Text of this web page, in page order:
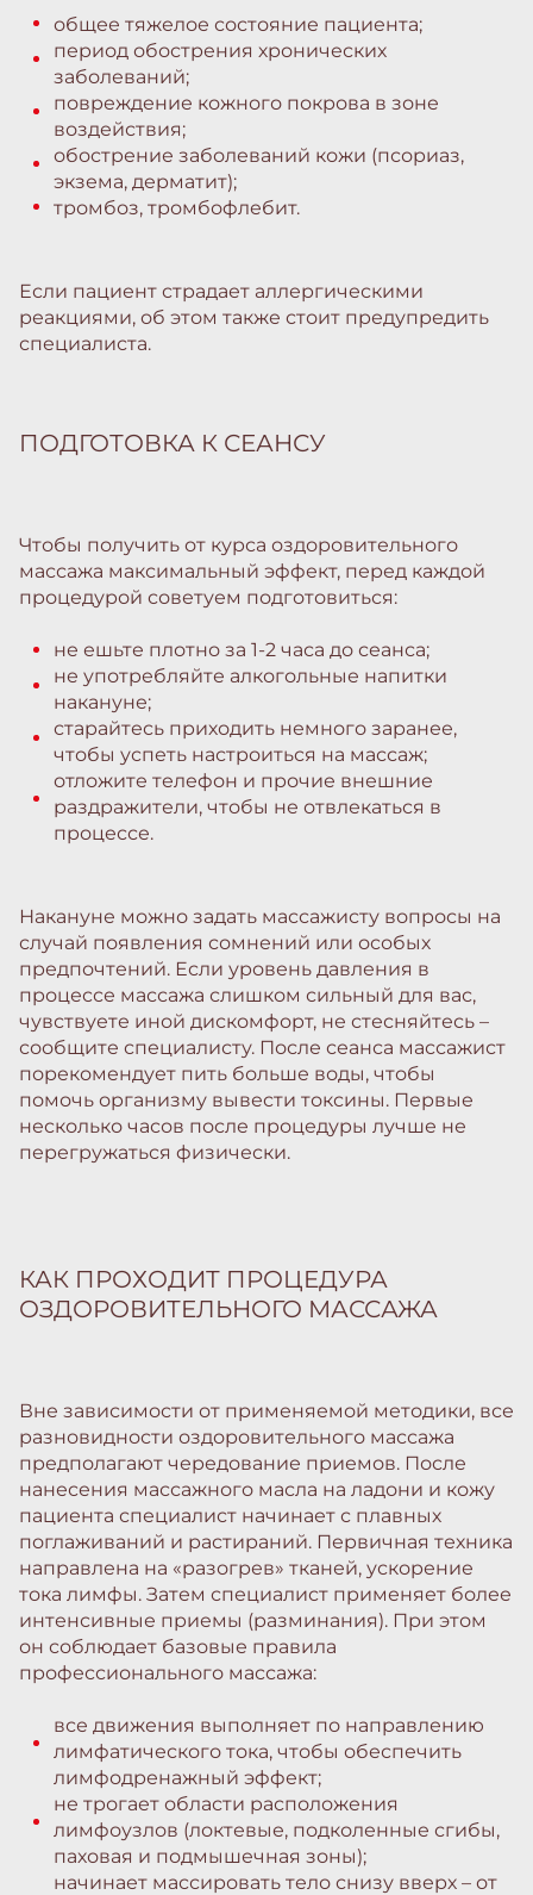
общее тяжелое состояние пациента;
период обострения хронических
заболеваний;
повреждение кожного покрова в зоне
воздействия;
обострение заболеваний кожи (псориаз,
экзема, дерматит);
тромбоз, тромбофлебит.
Если пациент страдает аллергическими
реакциями, об этом также стоит предупредить
специалиста.
ПОДГОТОВКА К СЕАНСУ
Чтобы получить от курса оздоровительного
массажа максимальный эффект, перед каждой
процедурой советуем подготовиться:
не ешьте плотно за 1-2 часа до сеанса;
не употребляйте алкогольные напитки
накануне;
старайтесь приходить немного заранее,
чтобы успеть настроиться на массаж;
отложите телефон и прочие внешние
раздражители, чтобы не отвлекаться в
процессе.
Накануне можно задать массажисту вопросы на
случай появления сомнений или особых
предпочтений. Если уровень давления в
процессе массажа слишком сильный для вас,
чувствуете иной дискомфорт, не стесняйтесь –
сообщите специалисту. После сеанса массажист
порекомендует пить больше воды, чтобы
помочь организму вывести токсины. Первые
несколько часов после процедуры лучше не
перегружаться физически.
КАК ПРОХОДИТ ПРОЦЕДУРА
ОЗДОРОВИТЕЛЬНОГО МАССАЖА
Вне зависимости от применяемой методики, все
разновидности оздоровительного массажа
предполагают чередование приемов. После
нанесения массажного масла на ладони и кожу
пациента специалист начинает с плавных
поглаживаний и растираний. Первичная техника
направлена на «разогрев» тканей, ускорение
тока лимфы. Затем специалист применяет более
интенсивные приемы (разминания). При этом
он соблюдает базовые правила
профессионального массажа:
все движения выполняет по направлению
лимфатического тока, чтобы обеспечить
лимфодренажный эффект;
не трогает области расположения
лимфоузлов (локтевые, подколенные сгибы,
паховая и подмышечная зоны);
начинает массировать тело снизу вверх – от